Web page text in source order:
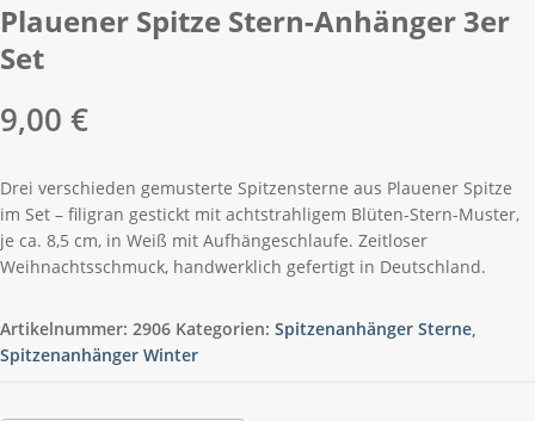
Plauener Spitze Stern-Anhänger 3er
Set
9,00 €
Drei verschieden gemusterte Spitzensterne aus Plauener Spitze
im Set – filigran gestickt mit achtstrahligem Blüten-Stern-Muster,
je ca. 8,5 cm, in Weiß mit Aufhängeschlaufe. Zeitloser
Weihnachtsschmuck, handwerklich gefertigt in Deutschland.
Artikelnummer: 2906 Kategorien: Spitzenanhänger Sterne,
Spitzenanhänger Winter